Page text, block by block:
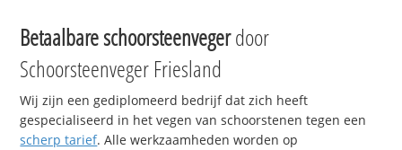
Betaalbare schoorsteenvegerdoor
Schoorsteenveger Friesland
Wij zijn een gediplomeerd bedrijf dat zich heeft
gespecialiseerd in het vegen van schoorstenen tegen een
scherp tarief. Alle werkzaamheden worden op